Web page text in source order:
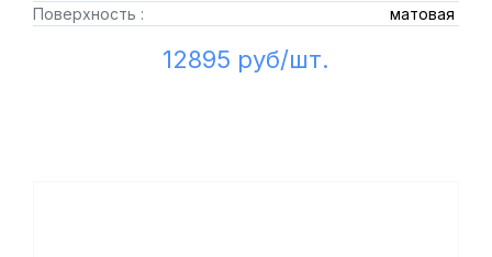
Поверхность : матовая
12895 руб/шт.